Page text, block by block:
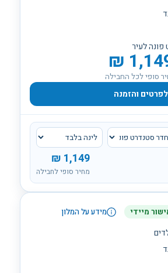
לעיר
₪
סופי לכל החבילה
לפרטים והזמנה
1,149
₪
מחיר סופי לחבילה
מיידי מידע על המלון